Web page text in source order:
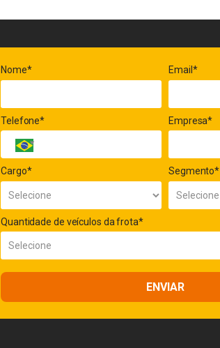
Nome* Email*
Telefone* Empresa*
Cargo* Segmento*
Quantidade de veículos da frota*
ENVIAR